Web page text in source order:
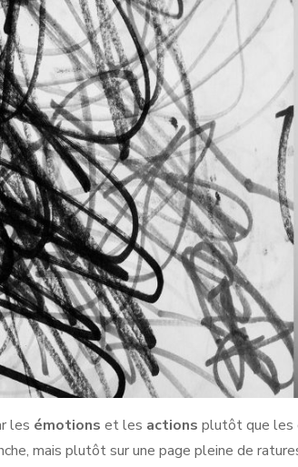
les émotions et les actions plutôt que les
mais plutôt sur une page pleine de